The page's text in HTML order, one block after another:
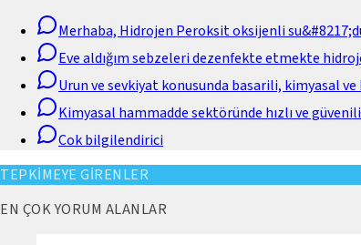
Merhaba, Hidrojen Peroksit oksijenli
Eve aldığım sebzeleri dezenfekte etmekte
Urun ve sevkiyat konusunda basarili, kimyasal
Kimyasal hammadde sektöründe hızlı ve
Cok bilgilendirici
TEPKİMEYE GİRENLER
EN ÇOK YORUM ALANLAR